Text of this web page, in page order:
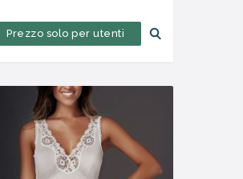
Prezzo solo per utenti